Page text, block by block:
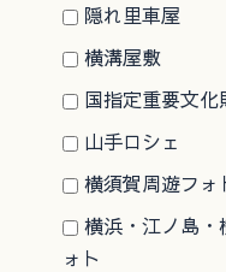
隠れ里車屋
横溝屋敷
国指定重要文
山手ロシェ
横須賀周遊フ
横浜・江ノ島
ォト